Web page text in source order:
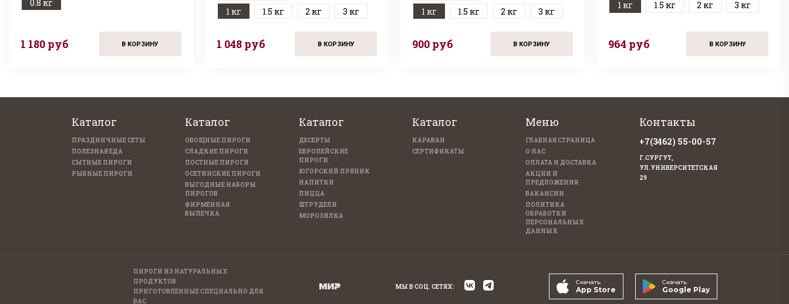
0.8 кг
1 180 руб В КОРЗИНУ
1 кг
1.5 кг 2 кг 3 кг
1 048 руб В КОРЗИНУ
1 кг
1.5 кг 2 кг 3 кг
900 руб В КОРЗИНУ
1 кг 1.5 кг 2 кг 3 кг
964 руб В КОРЗИНУ
Каталог
ПРАЗДНИЧНЫЕ СЕТЫ
ПОЛЕЗНАЯ ЕДА
СЫТНЫЕ ПИРОГИ
РЫБНЫЕ ПИРОГИ
Каталог
ОВОЩНЫЕ ПИРОГИ
СЛАДКИЕ ПИРОГИ
ПОСТНЫЕ ПИРОГИ
ОСЕТИНСКИЕ ПИРОГИ
ВЫГОДНЫЕ НАБОРЫ
ПИРОГОВ
ФИРМЕННАЯ
ВЫПЕЧКА
Каталог
ДЕСЕРТЫ
ЕВРОПЕЙСКИЕ
ПИРОГИ
ЮГОРСКИЙ ПРЯНИК
НАПИТКИ
ПИЦЦА
ШТРУДЕЛИ
МОРОЗИЛКА
Каталог
КАРАВАИ
СЕРТИФИКАТЫ
Меню
ГЛАВНАЯ СТРАНИЦА
О НАС
ОПЛАТА И ДОСТАВКА
АКЦИИ И
ПРЕДЛОЖЕНИЯ
ВАКАНСИИ
ПОЛИТИКА
ОБРАБОТКИ
ПЕРСОНАЛЬНЫХ
ДАННЫХ
Контакты
+7(3462) 55-00-57
Г.СУРГУТ,
УЛ.УНИВЕРСИТЕТСКАЯ
29
ПИРОГИ ИЗ НАТУРАЛЬНЫХ
ПРОДУКТОВ
ПРИГОТОВЛЕННЫЕ CПЕЦИАЛЬНО ДЛЯ
ВАС
МЫ В СОЦ. СЕТЯХ:
Скачать
App Store
Скачать
Google Play